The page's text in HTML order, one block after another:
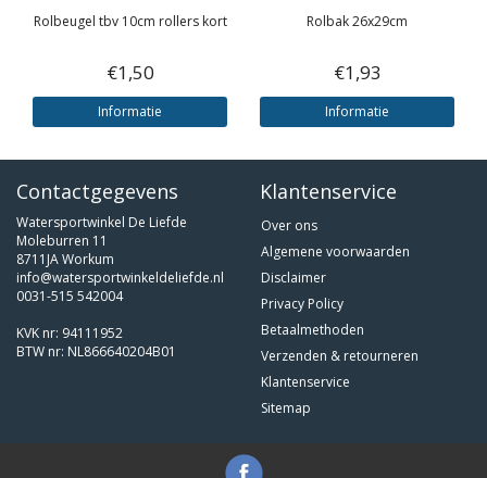
Rolbeugel tbv 10cm rollers kort
€1,50
Informatie
Rolbak 26x29cm
€1,93
Informatie
Contactgegevens
Watersportwinkel De Liefde
Moleburren 11
8711JA Workum
info@watersportwinkeldeliefde.nl
0031-515 542004
KVK nr: 94111952
BTW nr: NL866640204B01
Klantenservice
Over ons
Algemene voorwaarden
Disclaimer
Privacy Policy
Betaalmethoden
Verzenden & retourneren
Klantenservice
Sitemap